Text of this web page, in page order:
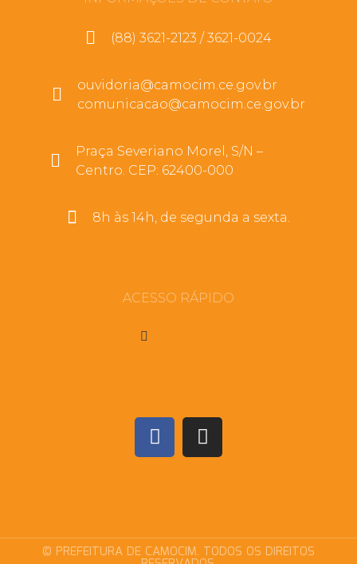
(88) 3621-2123 / 3621-0024
ouvidoria@camocim.ce.gov.br
comunicacao@camocim.ce.gov.br
Praça Severiano Morel, S/N –
Centro. CEP: 62400-000
8h às 14h, de segunda a sexta.
ACESSO RÁPIDO
© PREFEITURA DE CAMOCIM. TODOS OS DIREITOS